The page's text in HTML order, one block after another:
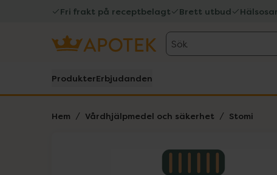
Fri frakt på receptbelagt Brett utbud
Sök
ProdukterErbjudanden
Hem Vårdhjälpmedel och säkerhet Stomi
Lista: . Innehåller 1 objekt.